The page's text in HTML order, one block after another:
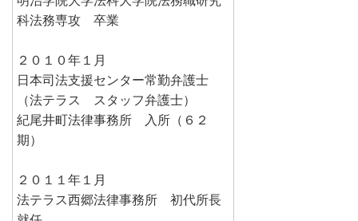
科法務専攻 卒業
２０１０年１月
日本司法支援センター常勤弁護士
（法テラス スタッフ弁護士）
紀尾井町法律事務所 入所（６２
期）
２０１１年１月
法テラス西郷法律事務所 初代所長